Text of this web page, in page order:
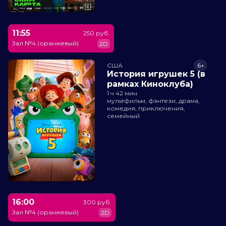
11:55
Зал №4 (оранжевый)
250 руб.
2D
США
История игрушек 5 (в
рамках Киноклуба)
6+
1 ч 42 мин
мультфильм, фэнтези, драма,
комедия, приключения,
семейный
16:00
Зал №4 (оранжевый)
300 руб.
2D